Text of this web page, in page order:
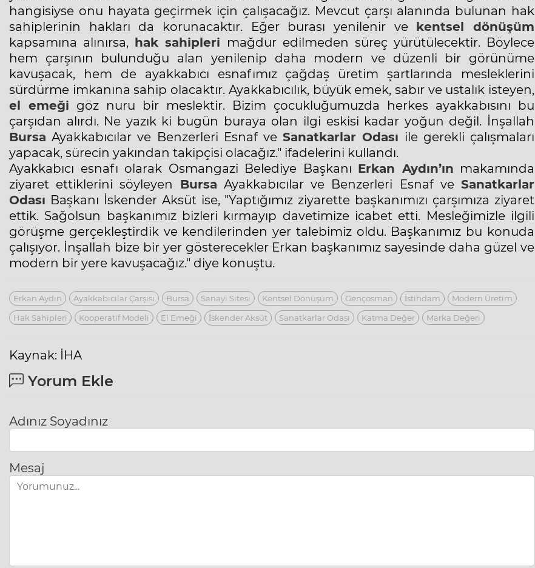
hangisiyse onu hayata geçirmek için çalışacağız. Mevcut çarşı alanında bulunan hak
sahiplerinin hakları da korunacaktır. Eğer burası yenilenir ve
kentsel dönüşüm
kapsamına alınırsa, hak sahipleri mağdur edilmeden süreç yürütülecektir. Böylece
hem çarşının bulunduğu alan yenilenip daha modern ve düzenli bir görünüme
kavuşacak, hem de ayakkabıcı esnafımız çağdaş üretim şartlarında mesleklerini
sürdürme imkanına sahip olacaktır. Ayakkabıcılık, büyük emek, sabır ve ustalık isteyen,
el emeği göz nuru bir meslektir. Bizim çocukluğumuzda herkes ayakkabısını bu
çarşıdan alırdı. Ne yazık ki bugün buraya olan ilgi eskisi kadar yoğun değil. İnşallah
Bursa Ayakkabıcılar ve Benzerleri Esnaf veSanatkarlar Odası ile gerekli çalışmaları
yapacak, sürecin yakından takipçisi olacağız." ifadelerini kullandı.
Ayakkabıcı esnafı olarak Osmangazi Belediye Başkanı Erkan Aydın’ın makamında
ziyaret ettiklerini söyleyen Bursa Ayakkabıcılar ve Benzerleri Esnaf veSanatkarlar
Odası Başkanı İskender Aksüt ise, "Yaptığımız ziyarette başkanımızı çarşımıza ziyaret
ettik. Sağolsun başkanımız bizleri kırmayıp davetimize icabet etti. Mesleğimizle ilgili
görüşme gerçekleştirdik ve kendilerinden yer talebimiz oldu. Başkanımız bu konuda
çalışıyor. İnşallah bize bir yer gösterecekler Erkan başkanımız sayesinde daha güzel ve
modern bir yere kavuşacağız." diye konuştu.
Erkan Aydın Ayakkabıcılar Çarşısı Bursa Sanayi Sitesi Kentsel Dönüşüm Gençosman İstihdam
Modern Üretim
Hak Sahipleri
Kooperatif Modeli El Emeği İskender Aksüt Sanatkarlar Odası Katma Değer Marka Değeri
Kaynak: İHA
Yorum Ekle
Adınız Soyadınız
Mesaj